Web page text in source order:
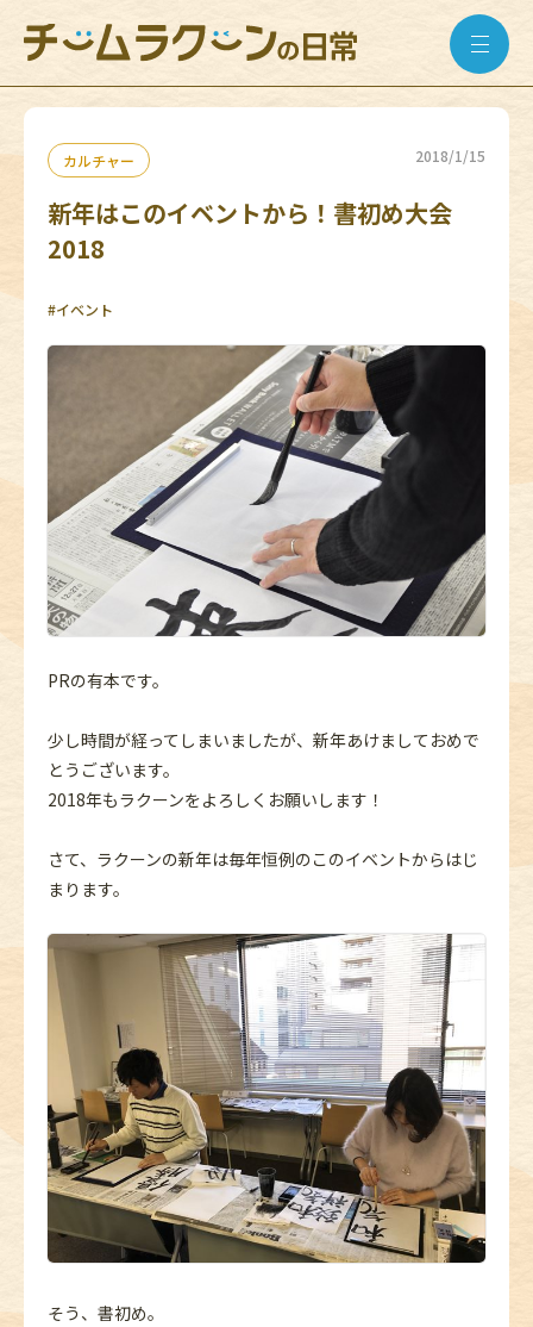
カルチャー 2018/1/15
新年はこのイベントから！書初め大会
2018
#イベント
PRの有本です。
少し時間が経ってしまいましたが、新年あけましておめで
とうございます。
2018年もラクーンをよろしくお願いします！
さて、ラクーンの新年は毎年恒例のこのイベントからはじ
まります。
そう、書初め。